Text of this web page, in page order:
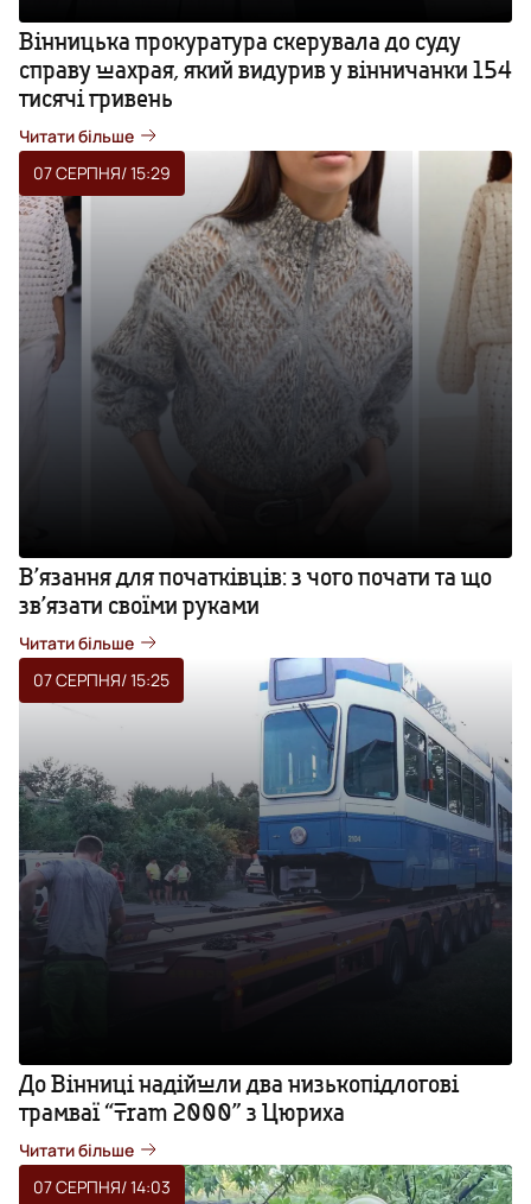
Вінницька прокуратура скерувала до суду
справу шахрая, який видурив у вінничанки 154
тисячі гривень
Читати більше
07 СЕРПНЯ/ 15:29
В’язання для початківців: з чого почати та що
зв’язати своїми руками
Читати більше
07 СЕРПНЯ/ 15:25
До Вінниці надійшли два низькопідлогові
трамваї “Tram 2000” з Цюриха
Читати більше
07 СЕРПНЯ/ 14:03